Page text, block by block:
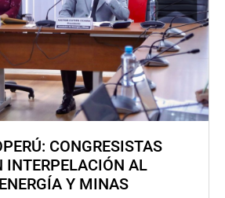
CONGRESISTAS
INTERPELACIÓN AL
Y MINAS